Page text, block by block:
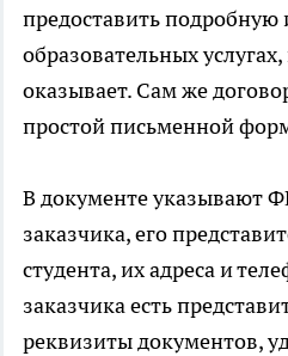
предоставить
образовательных
оказывает. Сам же
простой письменной
В документе указывают
заказчика, его
студента, их адреса и
заказчика есть
реквизиты документов,